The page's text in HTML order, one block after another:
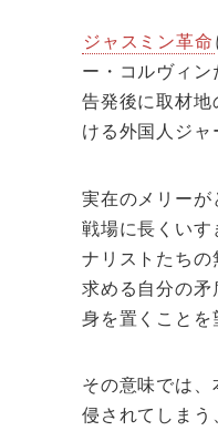
ジャスミン革命
ー・コルヴィ
告発後に取材
ける外国人ジャ
実在のメリーが
戦場に長くい
ナリストたち
求める自分の
身を置くことを
その意味では
侵されてしまう